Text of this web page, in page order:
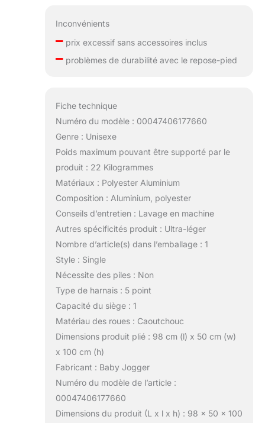
Inconvénients
–prix excessif sans accessoires inclus
–problèmes de durabilité avec le repose-pied
Fiche technique
Numéro du modèle : 00047406177660
Genre : Unisexe
Poids maximum pouvant être supporté par le
produit : 22 Kilogrammes
Matériaux : Polyester Aluminium
Composition : Aluminium, polyester
Conseils d’entretien : Lavage en machine
Autres spécificités produit : Ultra-léger
Nombre d’article(s) dans l’emballage : 1
Style : Single
Nécessite des piles : Non
Type de harnais : 5 point
Capacité du siège : 1
Matériau des roues : Caoutchouc
Dimensions produit plié : 98 cm (l) x 50 cm (w)
x 100 cm (h)
Fabricant : Baby Jogger
Numéro du modèle de l’article :
00047406177660
Dimensions du produit (L x l x h) : 98 x 50 x 100